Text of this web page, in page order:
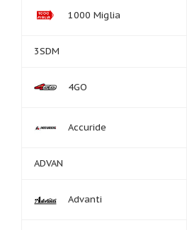
1000 Miglia
3SDM
4GO
Accuride
ADVAN
Advanti